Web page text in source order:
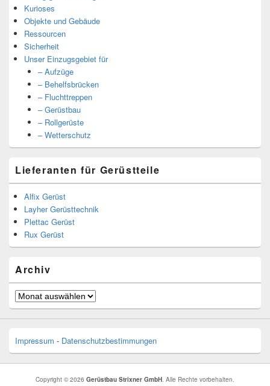
Kurioses
Objekte und Gebäude
Ressourcen
Sicherheit
Unser Einzugsgebiet für
– Aufzüge
– Behelfsbrücken
– Fluchttreppen
– Gerüstbau
– Rollgerüste
– Wetterschutz
Lieferanten für Gerüstteile
Alfix Gerüst
Layher Gerüsttechnik
Plettac Gerüst
Rux Gerüst
Archiv
Archiv
Impressum - Datenschutzbestimmungen
Copyright © 2026 Gerüstbau Strixner GmbH. Alle Rechte vorbehalten.